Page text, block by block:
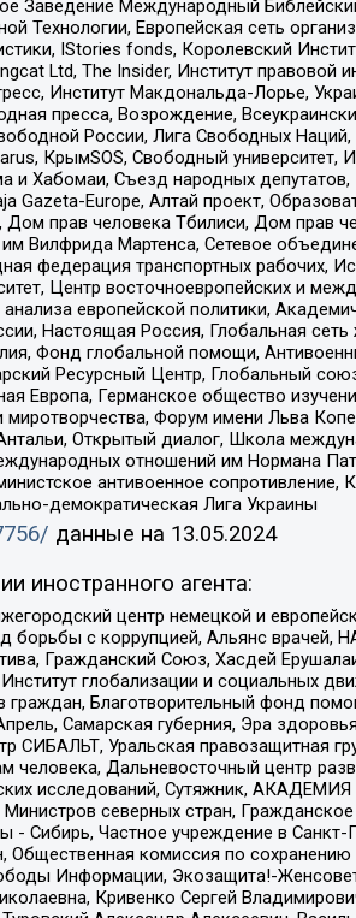
Заведение Международный
Технологии, Европейская сеть
IStories fonds, Королевский
Ltd, The Insider, Институт
Институт Макдональда-Лорье,
пресса, Возрождение,
России, Лига Свободных
КрымSOS, Свободный университет,
и Хабомаи, Съезд народных
Gazeta-Europe, Алтай проект,
прав человека Тбилиси, Дом прав
Вилфрида Мартенса, Сетевое
федерация транспортных рабочих,
Центр восточноевропейских и
европейской политики,
Настоящая Россия, Глобальная
Фонд глобальной помощи,
Ресурсный Центр, Глобальный
Европа, Германское общество
Форум имени Льва
Открытый диалог, Школа
отношений им Нормана
антивоенное сопротивление,
демократическая Лига Украины
данные на 13.05.2024
иностранного агента:
центр немецкой и
борьбы с коррупцией, Альянс
Гражданский Союз, Хасдей
глобализации и социальных
Благотворительный фонд
Самарская губерния, Эра
СИБАЛЬТ, Уральская правозащитная
человека, Дальневосточный центр
исследований, Сутяжник,
северных стран,
- Сибирь, Частное учреждение в
комиссия по
Информации, Экозащита!-
Кривенко Сергей